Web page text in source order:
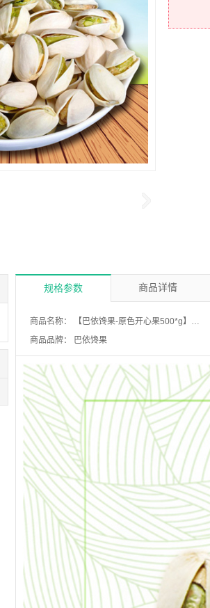
规格参数 商品详情
商品名称： 【巴依馋果-原色开心果500*g】休闲零食坚果特产干果无漂白包邮
商品品牌：
巴依馋果